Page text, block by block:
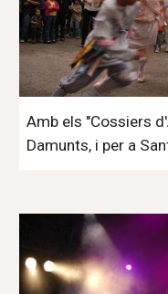
Amb els "Cossiers
Damunts, i per a